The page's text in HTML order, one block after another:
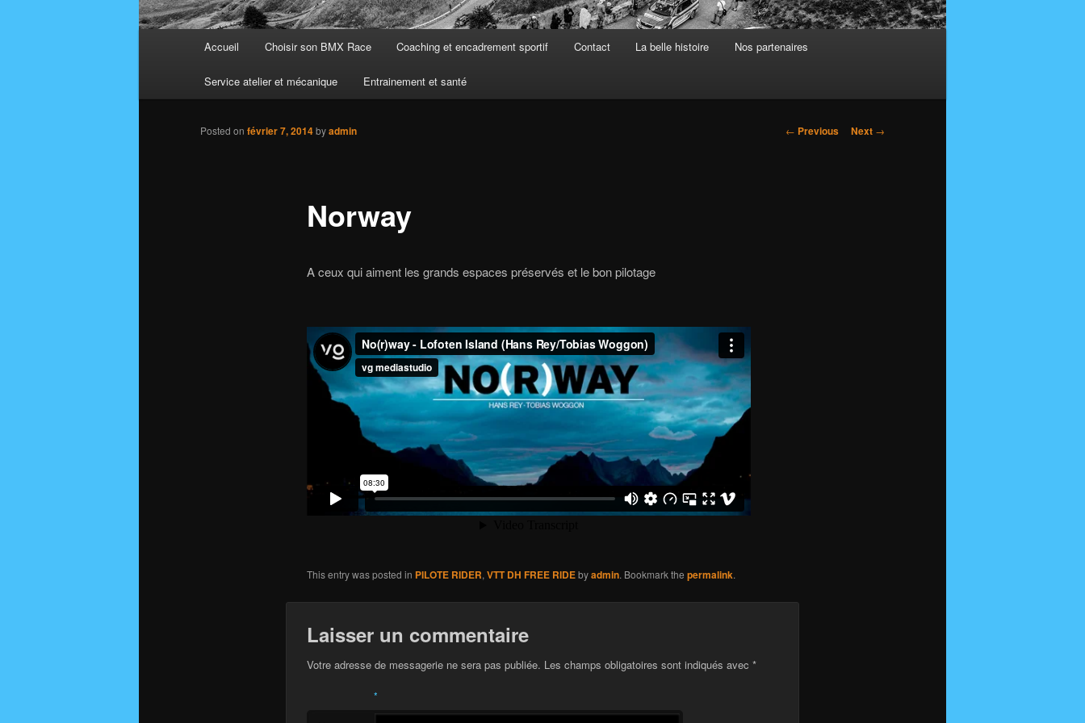
Accueil Choisir son BMX Race Coaching et encadrement sportif Contact La belle histoire Nos partenaires
Service atelier et mécanique Entrainement et santé
Post
← Previous Next →
Norway
Posted on février 7, 2014byadmin
A ceux qui aiment les grands espaces préservés et le bon pilotage
This entry was posted in PILOTE RIDER,VTT DH FREE RIDEbyadmin. Bookmark the permalink.
Laisser un commentaire
Votre adresse de messagerie ne sera pas publiée. Les champs obligatoires sont indiqués avec *
*